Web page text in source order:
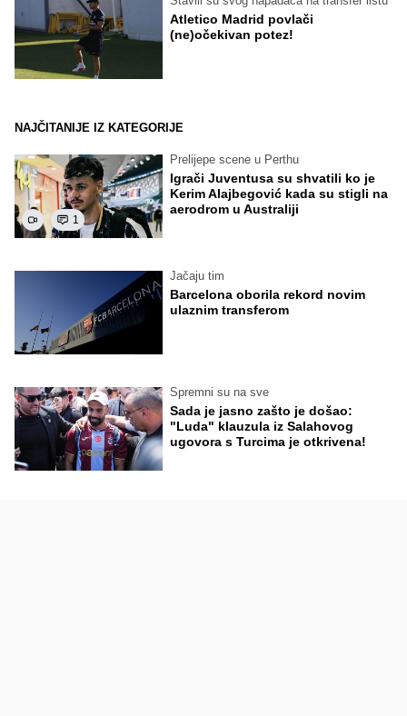
Atletico Madrid povlači
(ne)očekivan potez!
NAJČITANIJE IZ KATEGORIJE
1
Prelijepe scene u Perthu
Igrači Juventusa su shvatili ko je
Kerim Alajbegović kada su stigli na
aerodrom u Australiji
Jačaju tim
Barcelona oborila rekord novim
ulaznim transferom
Spremni su na sve
Sada je jasno zašto je došao:
"Luda" klauzula iz Salahovog
ugovora s Turcima je otkrivena!